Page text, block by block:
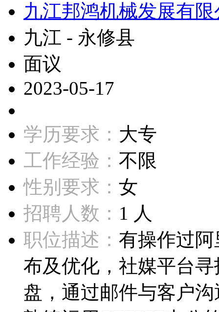
九江邦鸿机械发展有
九江 - 永修县
面议
2023-05-17
学历要求： 大专
工作经验： 不限
性别要求： 女
招聘人数： 1 人
职位描述： 有操作过
布及优化，社媒平台
盘，通过邮件与客户